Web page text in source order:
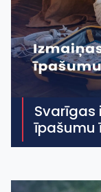
Svarīgas
īpašumu